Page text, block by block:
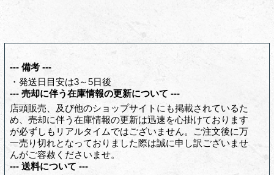
--- 備考 ---
・発送日目安は3～5日後
--- 売却に伴う在庫情報の更新について ---
店頭販売、及び他のショップサイトにも掲載されているた
め、売却に伴う在庫情報の更新は迅速を心掛けております
が必ずしもリアルタイムではございません。ご注文後に万
一売り切れとなっておりました際は誠に申し訳ございませ
んがご容赦くださいませ。
--- 送料について ---